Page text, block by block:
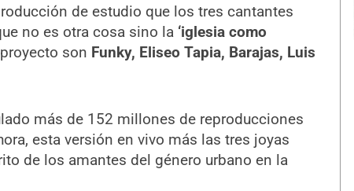
de estudio que los tres cantantes
no es otra cosa sino la ‘iglesia como
son Funky, Eliseo Tapia, Barajas, Luis
más de 152 millones de reproducciones
esta versión en vivo más las tres joyas
de los amantes del género urbano en la